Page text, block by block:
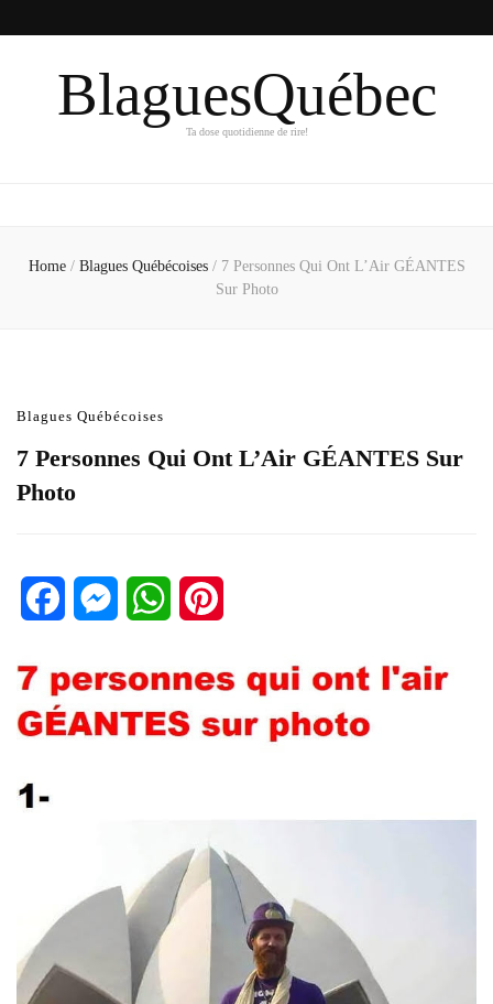
BlaguesQuébec
Ta dose quotidienne de rire!
Home / Blagues Québécoises / 7 Personnes Qui Ont L’Air GÉANTES
Sur Photo
Blagues Québécoises
7 Personnes Qui Ont L’Air GÉANTES Sur
Photo
FacebookMessengerWhatsApp